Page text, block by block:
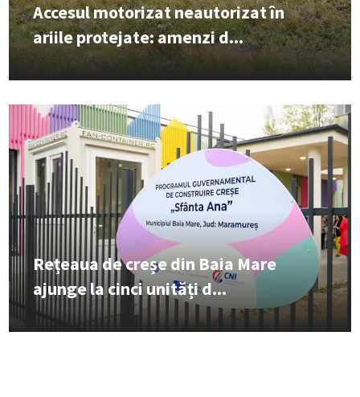
Accesul motorizat neautorizat în
ariile protejate: amenzi d...
Rețeaua de creșe din Baia Mare
ajunge la cinci unități d...